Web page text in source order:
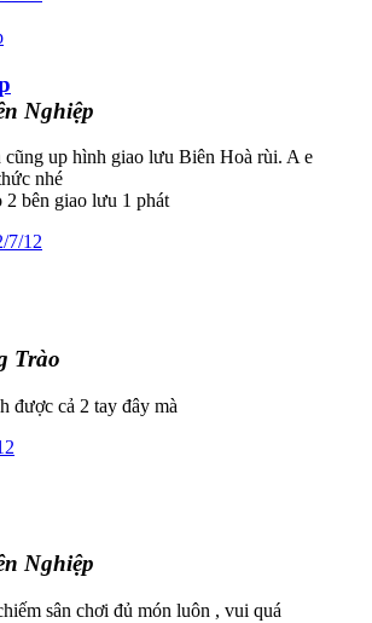
Nghiệp
cũng up hình giao lưu Biên Hoà rùi. A e
nhé
2 bên giao lưu 1 phát
7/12
Trào
được cả 2 tay đây mà
Nghiệp
sân chơi đủ món luôn , vui quá